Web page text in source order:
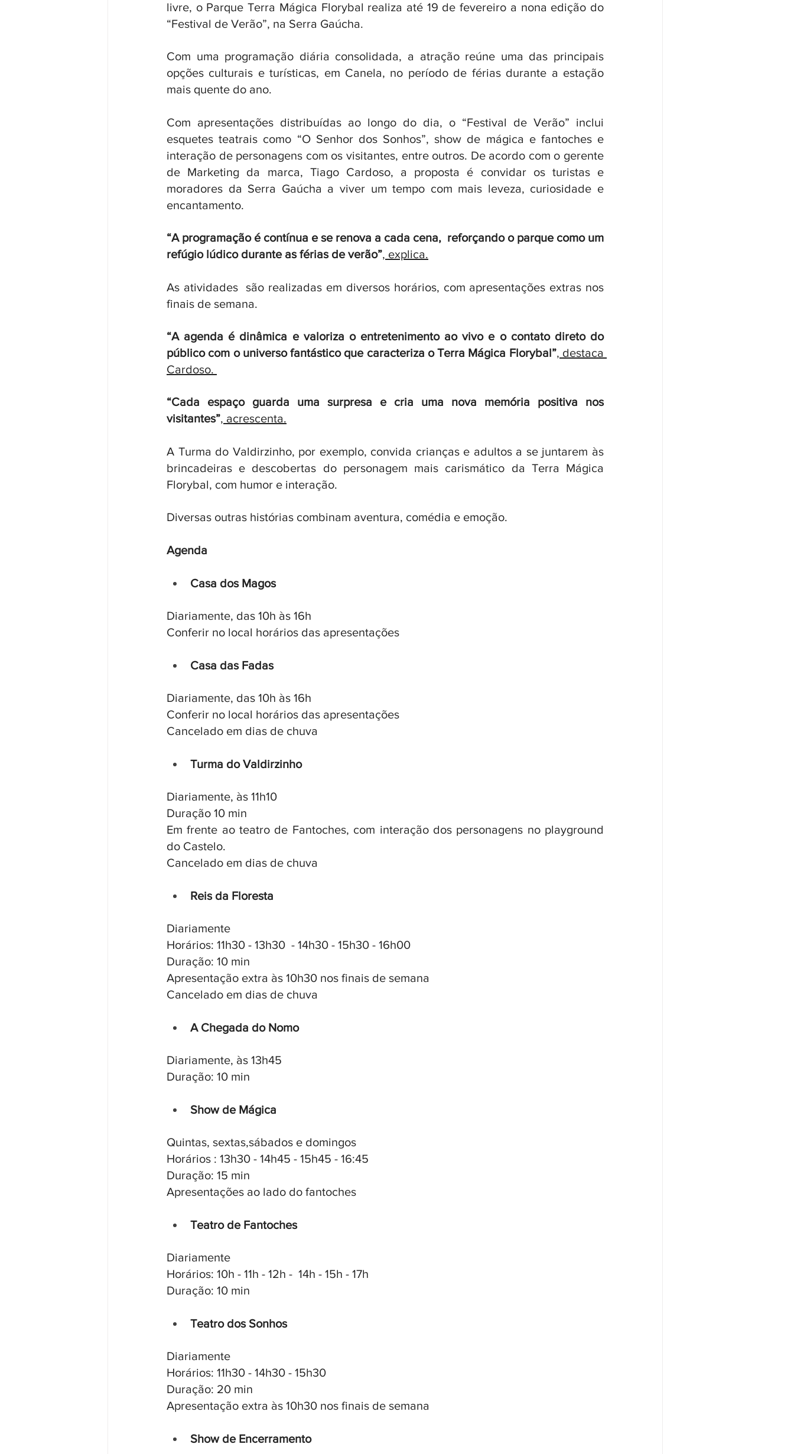
livre, o Parque Terra Mágica Florybal realiza até 19 de fevereiro a nona edição do
“Festival de Verão”, na Serra Gaúcha.
Com uma programação diária consolidada, a atração reúne uma das principais
opções culturais e turísticas, em Canela, no período de férias durante a estação
mais quente do ano.
Com apresentações distribuídas ao longo do dia, o “Festival de Verão” inclui
esquetes teatrais como “O Senhor dos Sonhos”, show de mágica e fantoches e
interação de personagens com os visitantes, entre outros. De acordo com o gerente
de Marketing da marca, Tiago Cardoso, a proposta é convidar os turistas e
moradores da Serra Gaúcha a viver um tempo com mais leveza, curiosidade e
encantamento.
“A programação é contínua e se renova a cada cena,  reforçando o parque como um
refúgio lúdico durante as férias de verão”, explica.
As atividades  são realizadas em diversos horários, com apresentações extras nos
finais de semana.
“A agenda é dinâmica e valoriza o entretenimento ao vivo e o contato direto do
público com o universo fantástico que caracteriza o Terra Mágica Florybal”, destaca
Cardoso.
“Cada espaço guarda uma surpresa e cria uma nova memória positiva nos
visitantes”, acrescenta.
A Turma do Valdirzinho, por exemplo, convida crianças e adultos a se juntarem às
brincadeiras e descobertas do personagem mais carismático da Terra Mágica
Florybal, com humor e interação.
Diversas outras histórias combinam aventura, comédia e emoção.
Agenda
Casa dos Magos
Diariamente, das 10h às 16h
Conferir no local horários das apresentações
Casa das Fadas
Diariamente, das 10h às 16h
Conferir no local horários das apresentações
Cancelado em dias de chuva
Turma do Valdirzinho
Diariamente, às 11h10
Duração 10 min
Em frente ao teatro de Fantoches, com interação dos personagens no playground
do Castelo.
Cancelado em dias de chuva
Reis da Floresta
Diariamente
Horários: 11h30 - 13h30  - 14h30 - 15h30 - 16h00
Duração: 10 min
Apresentação extra às 10h30 nos finais de semana
Cancelado em dias de chuva
A Chegada do Nomo
Diariamente, às 13h45
Duração: 10 min
Show de Mágica
Quintas, sextas,sábados e domingos
Horários : 13h30 - 14h45 - 15h45 - 16:45
Duração: 15 min
Apresentações ao lado do fantoches
Teatro de Fantoches
Diariamente
Horários: 10h - 11h - 12h -  14h - 15h - 17h
Duração: 10 min
Teatro dos Sonhos
Diariamente
Horários: 11h30 - 14h30 - 15h30
Duração: 20 min
Apresentação extra às 10h30 nos finais de semana
Show de Encerramento